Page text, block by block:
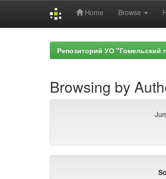
Home Browse
Репозиторий УО "Гомельский
Browsing by